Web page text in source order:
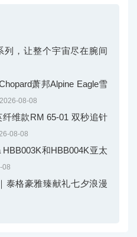
列，让整个宇宙尽在腕间
萧邦Alpine Eagle雪
2026-08-08
维款RM 65-01 双秒追针
08-08
和HBB004K亚太
08
泰格豪雅臻献礼七夕浪漫